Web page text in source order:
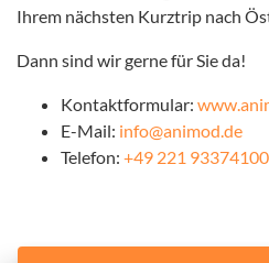
Ihrem nächsten Kurztrip nach
Dann sind wir gerne für Sie da!
Kontaktformular:
E-Mail: info@animod.de
Telefon: +49 221 93374100